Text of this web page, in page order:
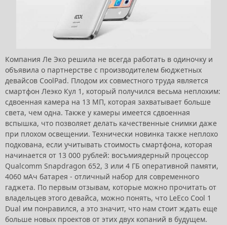
Компания Ле Эко решила не всегда работать в одиночку и
объявила о партнерстве с производителем бюджетных
девайсов CoolPad. Плодом их совместного труда является
смартфон Леэко Кул 1, который получился весьма неплохим:
сдвоенная камера на 13 МП, которая захватывает больше
света, чем одна. Также у камеры имеется сдвоенная
вспышка, что позволяет делать качественные снимки даже
при плохом освещении. Технически новинка также неплохо
подкована, если учитывать стоимость смартфона, которая
начинается от 13 000 рублей: восъмиядерный процессор
Qualcomm Snapdragon 652, 3 или 4 ГБ оперативной памяти,
4060 мАч батарея - отличный набор для современного
гаджета. По первым отзывам, которые можно прочитать от
владельцев этого девайса, можно понять, что LeEco Cool 1
Dual им понравился, а это значит, что нам стоит ждать еще
больше новых проектов от этих двух копаний в будущем.